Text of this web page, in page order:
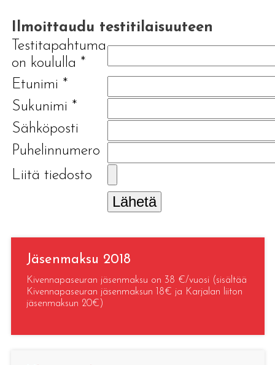
Lähetä
Ilmoittaudu testitilaisuuteen
Testitapahtuma
on koululla *
Etunimi *
Sukunimi *
Sähköposti
Puhelinnumero
Liitä tiedosto
Jäsenmaksu 2018
Kivennapaseuran jäsenmaksu on 38 €/vuosi (sisältää
Kivennapaseuran jäsenmaksun 18€ ja Karjalan liiton
jäsenmaksun 20€)